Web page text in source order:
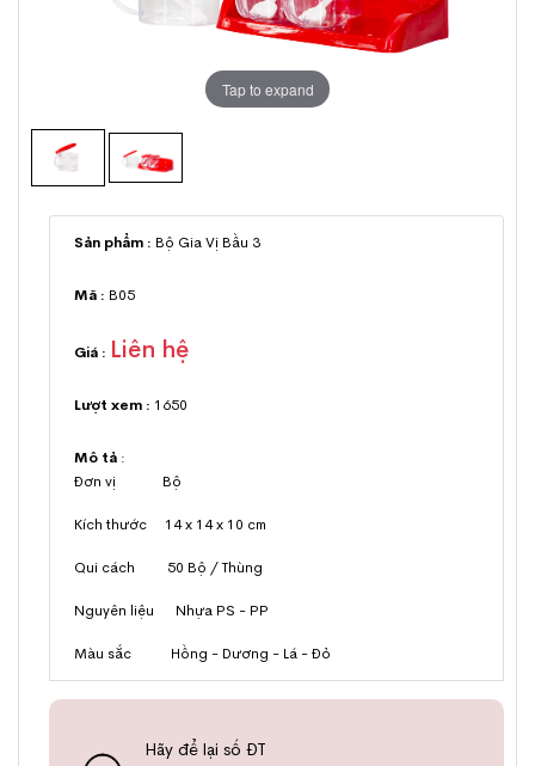
Tap to expand
Sản phẩm : Bộ Gia Vị Bầu 3
Mã : B05
Giá : Liên hệ
Lượt xem : 1650
Mô tả :
Đơn vị Bộ
Kích thước 14 x 14 x 10 cm
Qui cách 50 Bộ / Thùng
Nguyên liệu Nhựa PS - PP
Màu sắc Hồng - Dương - Lá - Đỏ
Hãy để lại số ĐT